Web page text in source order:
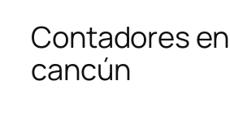
Contadores en
cancún